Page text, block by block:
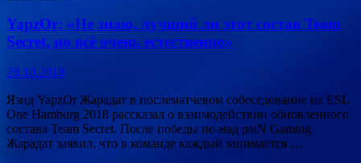
YapzOr: «Не знаю, лучший ли этот состав Team
Secret, но всё очень естественно»
28.10.2018
Язид YapzOr Жарадат в послематчевом собеседование на ESL
One Hamburg 2018 рассказал о взаимодействии обновленного
состава Team Secret. После победы по-над paiN Gaming
Жарадат заявил, что в команде каждый занимается …